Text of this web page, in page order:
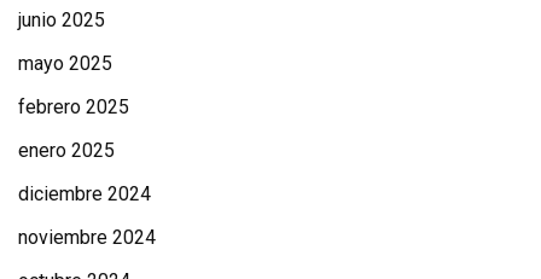
junio 2025
mayo 2025
febrero 2025
enero 2025
diciembre 2024
noviembre 2024